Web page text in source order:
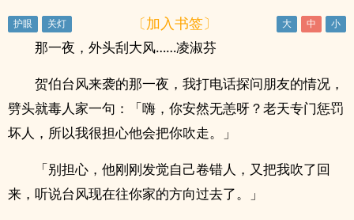
〔加入书签〕
那一夜，外头刮大风……凌淑芬
贺伯台风来袭的那一夜，我打电话探问朋友的情况，
劈头就毒人家一句：「嗨，你安然无恙呀？老天专门惩罚
坏人，所以我很担心他会把你吹走。」
「别担心，他刚刚发觉自己卷错人，又把我吹了回
来，听说台风现在往你家的方向过去了。」